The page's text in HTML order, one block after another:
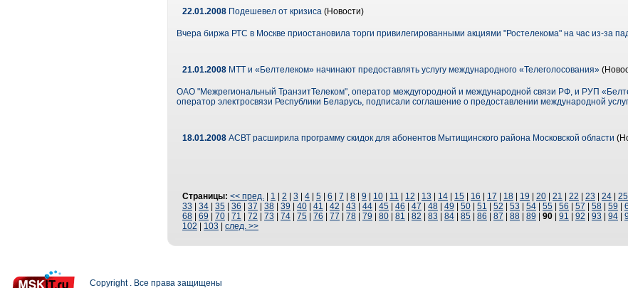
22.01.2008 Подешевел от кризиса (Новости)
Вчера биржа РТС в Москве приостановила торги привилегированными акциями "Ростелекома" на час из-за
21.01.2008 МТТ и «Белтелеком» начинают предоставлять услугу международного «Телеголосования»
ОАО "Межрегиональный ТранзитТелеком", оператор междугородной и международной связи РФ, и РУП
оператор электросвязи Республики Беларусь, подписали соглашение о предоставлении международной
18.01.2008 АСВТ расширила программу скидок для абонентов Мытищинского района Московской области
Страницы: << пред. 1 2 3 4 5 6 7 8 9 10 11 12 13 14 15 16 17 18 19 20 21 22 23 24 25
33
34 35 36 37 38 39 40 41 42 43 44 45 46 47 48 49 50 51 52 53 54 55 56 57 58 59
68
69 70 71 72 73 74 75 76 77 78 79 80 81 82 83 84 85 86 87 88 89 90 91 92 93 94
102
103 след. >>
Copyright . Все права защищены